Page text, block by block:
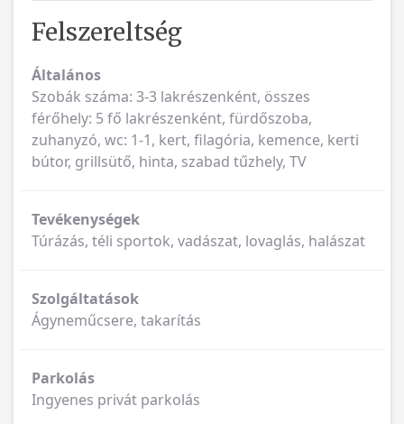
Felszereltség
Általános
Szobák száma: 3-3 lakrészenként, összes
férőhely: 5 fő lakrészenként, fürdőszoba,
zuhanyzó, wc: 1-1, kert, filagória, kemence, kerti
bútor, grillsütő, hinta, szabad tűzhely, TV
Tevékenységek
Túrázás, téli sportok, vadászat, lovaglás, halászat
Szolgáltatások
Ágyneműcsere, takarítás
Parkolás
Ingyenes privát parkolás